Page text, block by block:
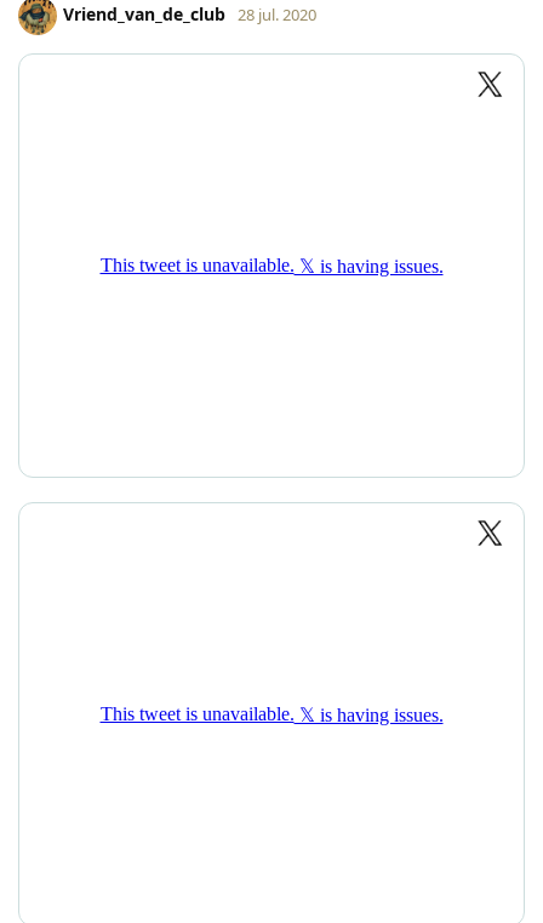
Vriend_van_de_club 28 jul. 2020